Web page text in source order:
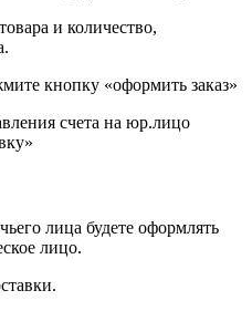
и количество,
кнопку «оформить заказ»
счета на юр.лицо
лица будете оформлять
лицо.